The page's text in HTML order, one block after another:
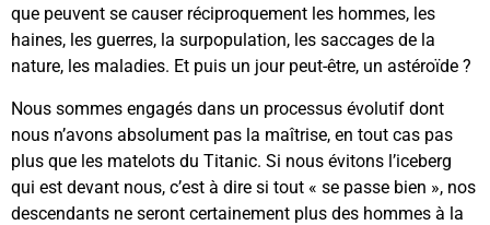
que peuvent se causer réciproquement les hommes, les
haines, les guerres, la surpopulation, les saccages de la
nature, les maladies. Et puis un jour peut-être, un astéroïde ?
Nous sommes engagés dans un processus évolutif dont
nous n’avons absolument pas la maîtrise, en tout cas pas
plus que les matelots du Titanic. Si nous évitons l’iceberg
qui est devant nous, c’est à dire si tout « se passe bien », nos
descendants ne seront certainement plus des hommes à la